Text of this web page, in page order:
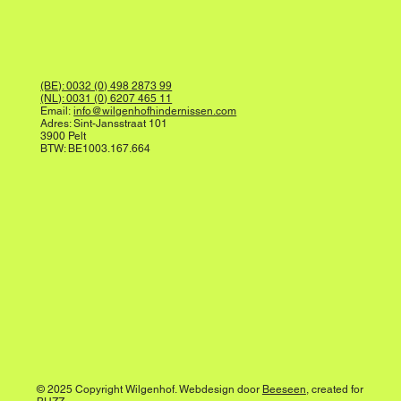
© 2025 Copyright Wilgenhof. Webdesign door Beeseen, created for
(BE): 0032 (0) 498 2873 99
(NL): 0031 (0) 6207 465 11
Email:info@wilgenhofhindernissen.com
Adres: Sint-Jansstraat 101
3900 Pelt
BTW: BE1003.167.664